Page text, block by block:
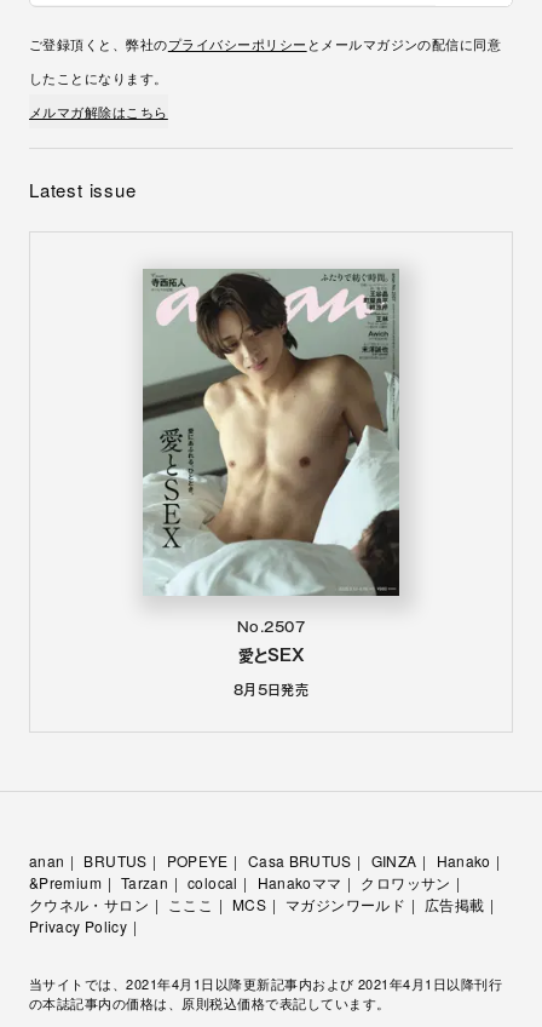
ご登録頂くと、弊社のプライバシーポリシー とメールマガジンの配信に同意
したことになります。
メルマガ解除はこちら
Latest issue
No.2507
愛とSEX
8月5日発売
anan BRUTUS POPEYE Casa BRUTUS GINZA
Hanako
&Premium
Tarzan colocal Hanakoママ
クロワッサン
クウネル・サロン
こここ MCS マガジンワールド
広告掲載
Privacy Policy
当サイトでは、2021年4月1日以降更新記事内および 2021年4月1日以降刊行
の本誌記事内の価格は、原則税込価格で表記しています。